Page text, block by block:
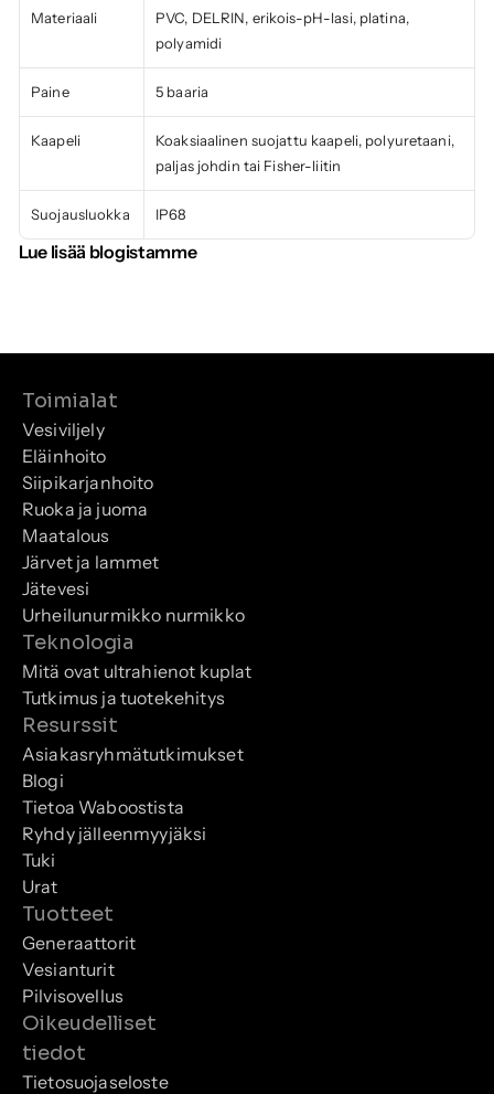
Materiaali
PVC, DELRIN, erikois-pH-lasi, platina,
polyamidi
Paine 5 baaria
Kaapeli
Koaksiaalinen suojattu kaapeli, polyuretaani,
paljas johdin tai Fisher-liitin
Suojausluokka IP68
Lue lisää blogistamme
Toimialat
Vesiviljely
Eläinhoito
Siipikarjanhoito
Ruoka ja juoma
Maatalous
Järvet ja lammet
Jätevesi
Urheilunurmikko nurmikko
Teknologia
Mitä ovat ultrahienot kuplat
Tutkimus ja tuotekehitys
Resurssit
Asiakasryhmätutkimukset
Blogi
Tietoa Waboostista
Ryhdy jälleenmyyjäksi
Tuki
Urat
Tuotteet
Generaattorit
Vesianturit
Pilvisovellus
Oikeudelliset
tiedot
Tietosuojaseloste